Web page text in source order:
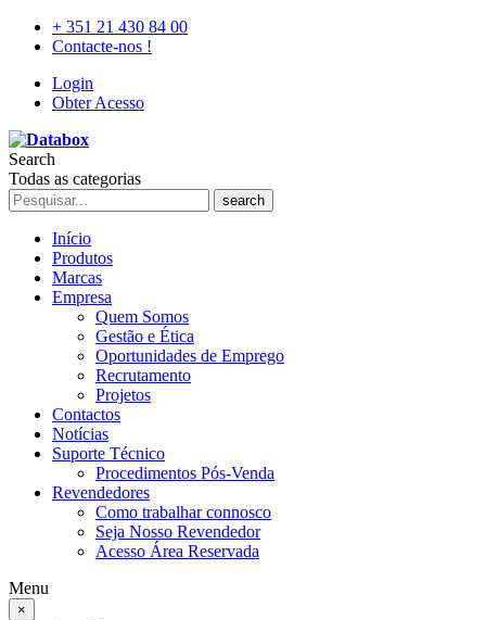
+ 351 21 430 84 00
Contacte-nos !
Login
Obter Acesso
Search
Todas as categorias
search
Início
Produtos
Marcas
Empresa
Quem Somos
Gestão e Ética
Oportunidades de Emprego
Recrutamento
Projetos
Contactos
Notícias
Suporte Técnico
Procedimentos Pós-Venda
Revendedores
Como trabalhar connosco
Seja Nosso Revendedor
Acesso Área Reservada
Menu
×